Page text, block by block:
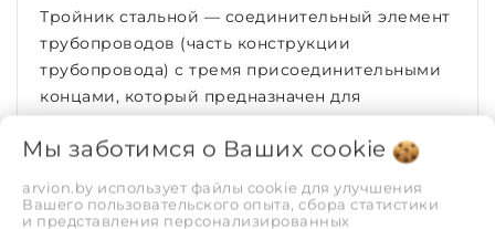
Тройник стальной — соединительный элемент
трубопроводов (часть конструкции
трубопровода) с тремя присоединительными
концами, который предназначен для
основной магистрали.
ХАРАКТЕРИСТИКИ
Мы заботимся о Ваших cookie
arvion.by использует файлы cookie для улучшения
Вашего пользовательского опыта, сбора статистики
и представления персонализированных